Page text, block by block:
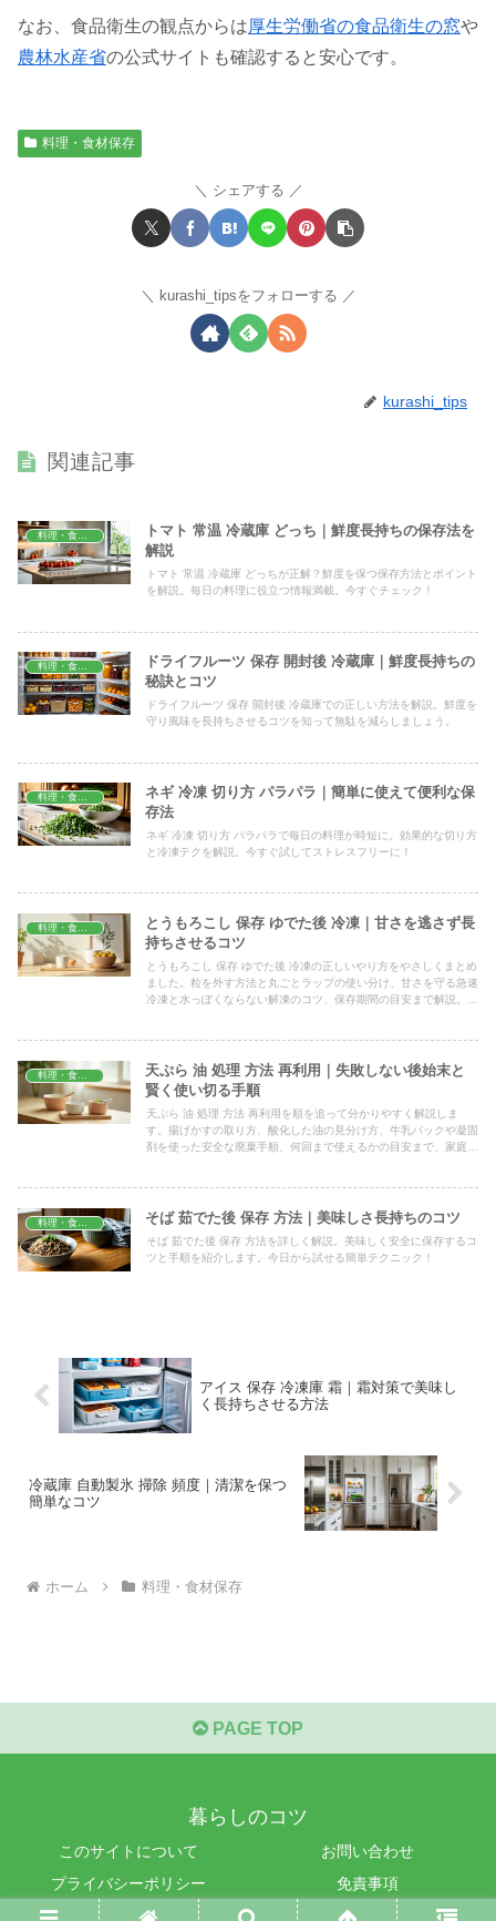
なお、食品衛生の観点からは厚生労働省の食品衛生の窓や
農林水産省の公式サイトも確認すると安心です。
料理・食材保存
シェアする
kurashi_tipsをフォローする
kurashi_tips
関連記事
料理・食材保存
トマト 常温 冷蔵庫 どっち｜鮮度長持ちの保存法を
解説
トマト 常温 冷蔵庫 どっちが正解？鮮度を保つ保存方法とポイント
を解説。毎日の料理に役立つ情報満載。今すぐチェック！
料理・食材保存
ドライフルーツ 保存 開封後 冷蔵庫｜鮮度長持ちの
秘訣とコツ
ドライフルーツ 保存 開封後 冷蔵庫での正しい方法を解説。鮮度を
守り風味を長持ちさせるコツを知って無駄を減らしましょう。
料理・食材保存
ネギ 冷凍 切り方 パラパラ｜簡単に使えて便利な保
存法
ネギ 冷凍 切り方 パラパラで毎日の料理が時短に。効果的な切り方
と冷凍テクを解説。今すぐ試してストレスフリーに！
料理・食材保存
とうもろこし 保存 ゆでた後 冷凍｜甘さを逃さず長
持ちさせるコツ
とうもろこし 保存 ゆでた後 冷凍の正しいやり方をやさしくまとめ
ました。粒を外す方法と丸ごとラップの使い分け、甘さを守る急速
冷凍と水っぽくならない解凍のコツ、保存期間の目安まで解説。買
料理・食材保存
天ぷら 油 処理 方法 再利用｜失敗しない後始末と
賢く使い切る手順
天ぷら 油 処理 方法 再利用を順を追って分かりやすく解説しま
す。揚げかすの取り方、酸化した油の見分け方、牛乳パックや凝固
剤を使った安全な廃棄手順、何回まで使えるかの目安まで、家庭の
料理・食材保存 そば 茹でた後 保存 方法｜美味しさ長持ちのコツ
そば 茹でた後 保存 方法を詳しく解説。美味しく安全に保存するコ
ツと手順を紹介します。今日から試せる簡単テクニック！
アイス 保存 冷凍庫 霜｜霜対策で美味し
く長持ちさせる方法
冷蔵庫 自動製氷 掃除 頻度｜清潔を保つ
簡単なコツ
ホーム 料理・食材保存
PAGE TOP
暮らしのコツ
このサイトについて
お問い合わせ
プライバシーポリシー
免責事項